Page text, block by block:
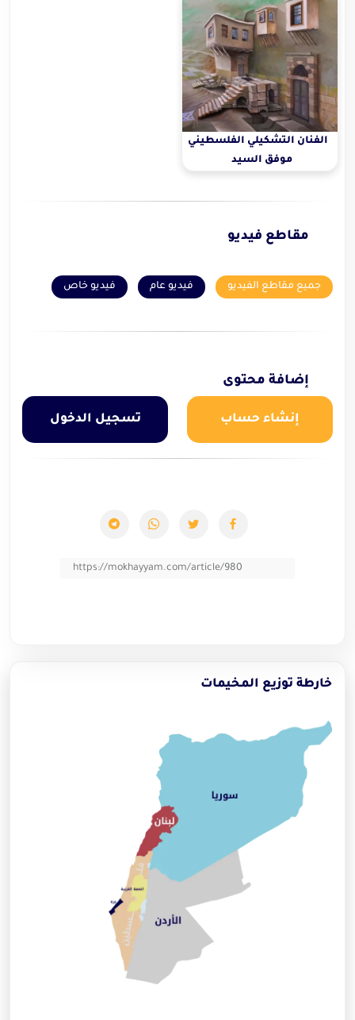
خارطة توزيع المخيمات
الفنان التشكيلي الفلسطيني
موفق السيد
مقاطع فيديو
جميع مقاطع الفيديو فيديو عام فيديو خاص
إضافة محتوى
إنشاء حساب تسجيل الدخول
https://mokhayyam.com/article/980